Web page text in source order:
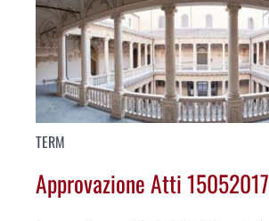
TERM
Approvazione Atti 15052017